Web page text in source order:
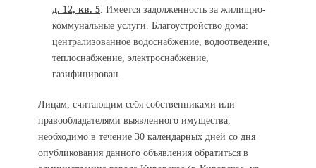
д. 12, кв. 5. Имеется задолженность за жилищно-
коммунальные услуги. Благоустройство дома:
централизованное водоснабжение, водоотведение,
теплоснабжение, электроснабжение,
газифицирован.
Лицам, считающим себя собственниками или
правообладателями выявленного имущества,
необходимо в течение 30 календарных дней со дня
опубликования данного объявления обратиться в